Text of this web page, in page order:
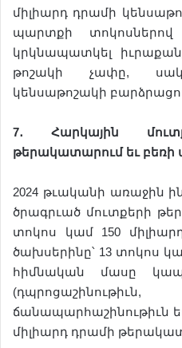
միլիարդ դրամի
պարտքի
կրկնապատկել
թոշակի չափը,
կենսաթոշակի
7․ Հարկային
թերակատարում եւ բեռի
2024 թւականի առաջին
ծրագրւած մուտքերի
տոկոս կամ 150
ծախսերինը՝ 13 տոկոս
հիմնական մասը
(դպրոցաշինութիւն,
ճանապարհաշինութիւն
միլիարդ դրամի